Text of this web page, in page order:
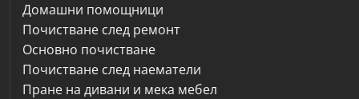
Домашни помощници
Почистване след ремонт
Основно почистване
Почистване след наематели
Пране на дивани и мека мебел